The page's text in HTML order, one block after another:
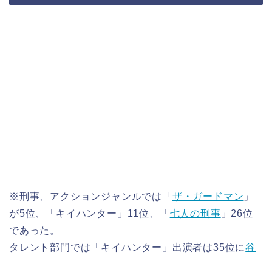
※刑事、アクションジャンルでは「 ザ・ガードマン 」
が5位、「キイハンター」11位、「 七人の刑事 」26位
であった。
タレント部門では「キイハンター」出演者は35位に谷